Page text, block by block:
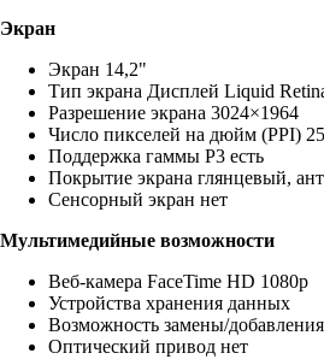
Экран
Экран 14,2"
Тип экрана Дисплей Liquid
Разрешение экрана 3024×1964
Число пикселей на дюйм (PPI)
Поддержка гаммы P3 есть
Покрытие экрана глянцевый,
Сенсорный экран нет
Мультимедийные возможности
Веб-камера FaceTime HD 1080p
Устройства хранения данных
Возможность замены/
Оптический привод нет